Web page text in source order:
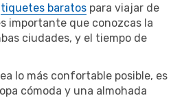
tiquetes baratos para viajar de
importante que conozcas la
ciudades, y el tiempo de
lo más confortable posible, es
cómoda y una almohada